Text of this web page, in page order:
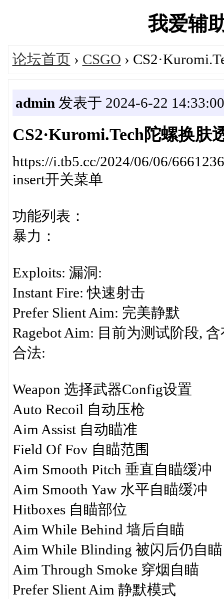
我爱辅
论坛首页 › CSGO ›
admin 发表于 2024-6-22 14:33:00
CS2·Kuromi.Tech陀螺换肤
https://i.tb5.cc/2024/06/06/
insert开关菜单
功能列表：
暴力：
Exploits: 漏洞:
Instant Fire: 快速射击
Prefer Slient Aim: 完美静默
Ragebot Aim: 目前为测试阶段,
合法:
Weapon 选择武器Config设置
Auto Recoil 自动压枪
Aim Assist 自动瞄准
Field Of Fov 自瞄范围
Aim Smooth Pitch 垂直自瞄缓冲
Aim Smooth Yaw 水平自瞄缓冲
Hitboxes 自瞄部位
Aim While Behind 墙后自瞄
Aim While Blinding 被闪后仍自瞄
Aim Through Smoke 穿烟自瞄
Prefer Slient Aim 静默模式